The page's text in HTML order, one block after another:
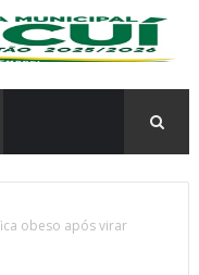
obeso após virar